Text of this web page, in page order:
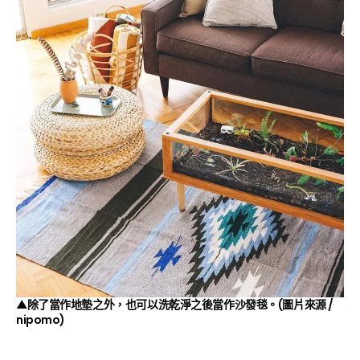
▲除了當作地墊之外，也可以洗乾淨之後當作沙發毯。(圖片來源 /
nipomo)